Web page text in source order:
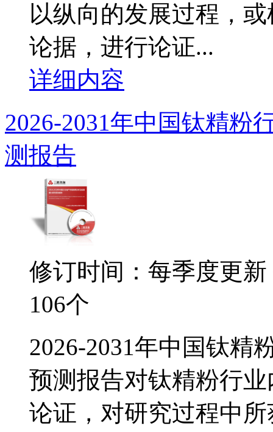
以纵向的发展过程，
论据，进行论证...
详细内容
2026-2031年中国钛精粉
测报告
修订时间：每季度更新
106个
2026-2031年中国钛精
预测报告对钛精粉行
论证，对研究过程中